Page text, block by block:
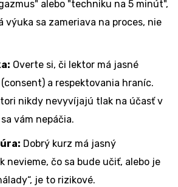
alebo "techniku na 5 minút",
výuka sa zameriava na proces, nie
Overte si, či lektor má jasné
a respektovania hraníc.
nikdy nevyvíjajú tlak na účasť v
vám nepáčia.
Dobrý kurz má jasný
nevieme, čo sa bude učiť, alebo je
je to rizikové.